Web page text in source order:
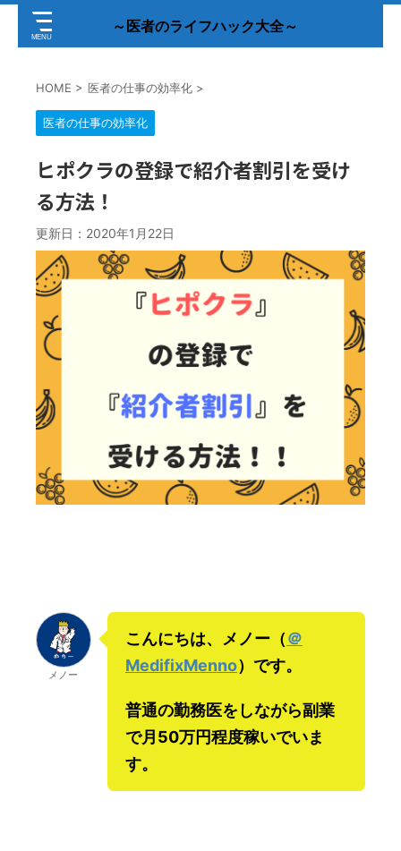
～医者のライフハック大全～
HOME > 医者の仕事の効率化 >
医者の仕事の効率化
ヒポクラの登録で紹介者割引を受け
る方法！
更新日： 2020年1月22日
メノー
こんにちは、メノー（＠
MedifixMenno）です。
普通の勤務医をしながら副業
で月50万円程度稼いでいま
す。